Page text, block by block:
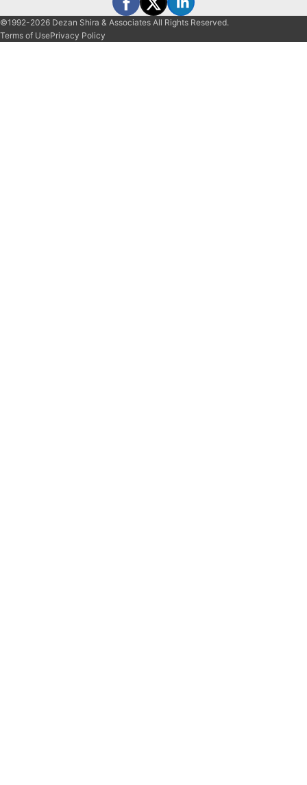
©1992-2026 Dezan Shira & Associates All Rights Reserved.
Terms of UsePrivacy Policy